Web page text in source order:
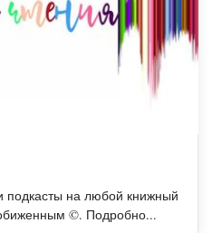
подкасты на любой книжный
©. Подробно...